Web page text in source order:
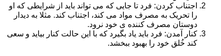
اجتناب کردن: فرد تا جایی که می تواند باید از شرایطی که او
را تحریک به مصرف مواد می کند، اجتناب کند. مثلا به دیدار
دوستان مصرف کننده ی خود نرود.
کنار آمدن: فرد باید یاد بگیرد که با این حالت کنار بیاید و سعی
کند خُلق خود را بهبود ببخشد.